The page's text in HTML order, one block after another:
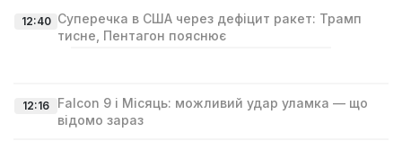
12:40 Суперечка в США через дефіцит ракет: Трамп
тисне, Пентагон пояснює
12:16
Falcon 9 і Місяць: можливий удар уламка — що
відомо зараз